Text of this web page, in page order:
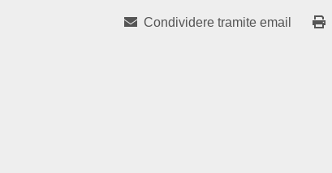
Condividere tramite email